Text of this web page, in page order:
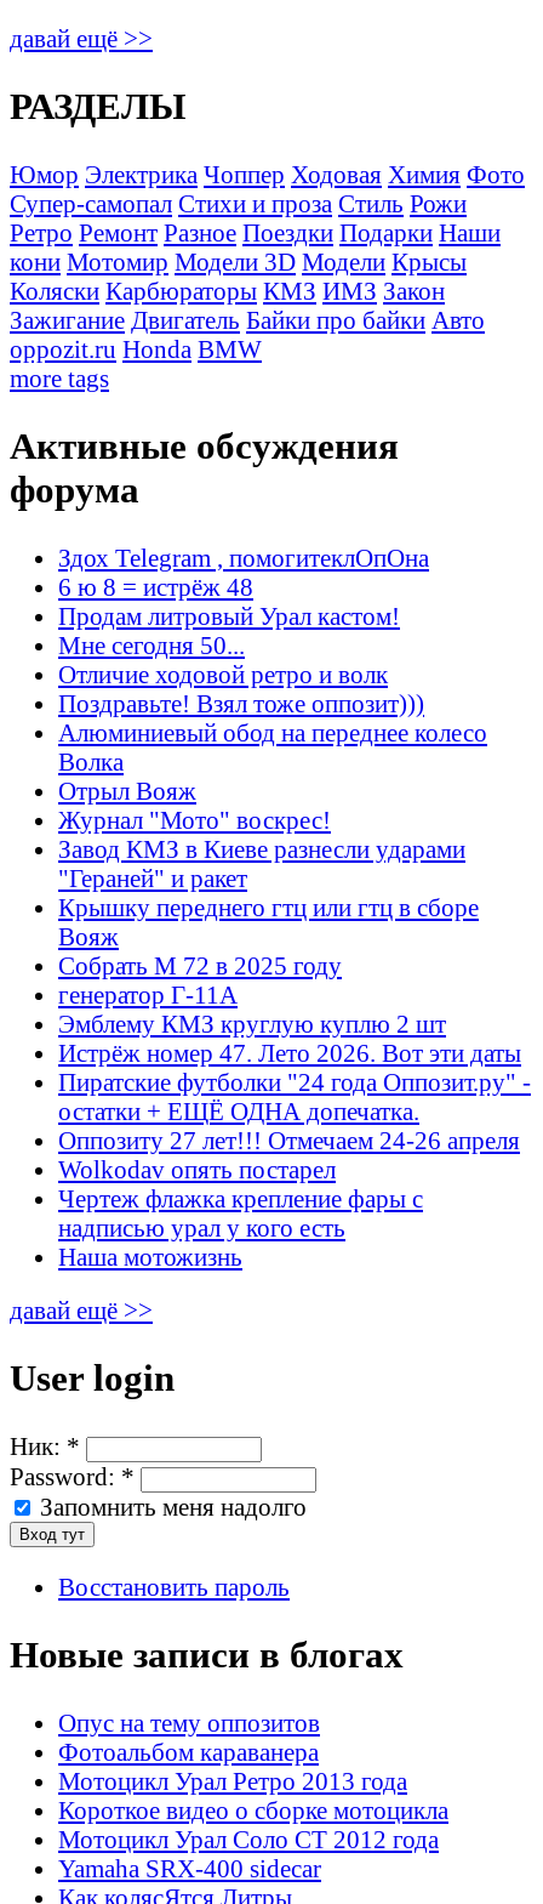
давай ещё >>
РАЗДЕЛЫ
Юмор Электрика Чоппер Ходовая Химия Фото
Супер-самопал Стихи и проза Стиль Рожи
Ретро Ремонт Разное Поездки Подарки Наши
кони Мотомир Модели 3D Модели Крысы
Коляски Карбюраторы КМЗ ИМЗ Закон
Зажигание Двигатель Байки про байки Авто
oppozit.ru Honda BMW
more tags
Активные обсуждения
форума
Здох Telegram , помогитеклОпОна
6 ю 8 = истрёж 48
Продам литровый Урал кастом!
Мне сегодня 50...
Отличие ходовой ретро и волк
Поздравьте! Взял тоже оппозит)))
Алюминиевый обод на переднее колесо
Волка
Отрыл Вояж
Журнал "Мото" воскрес!
Завод КМЗ в Киеве разнесли ударами
"Гераней" и ракет
Крышку переднего гтц или гтц в сборе
Вояж
Собрать М 72 в 2025 году
генератор Г-11А
Эмблему КМЗ круглую куплю 2 шт
Истрёж номер 47. Лето 2026. Вот эти даты
Пиратские футболки "24 года Оппозит.ру" -
остатки + ЕЩЁ ОДНА допечатка.
Оппозиту 27 лет!!! Отмечаем 24-26 апреля
Wolkodav опять постарел
Чертеж флажка крепление фары с
надписью урал у кого есть
Наша мотожизнь
давай ещё >>
User login
Ник: *
Password: *
Запомнить меня надолго
Восстановить пароль
Новые записи в блогах
Опус на тему оппозитов
Фотоальбом караванера
Мотоцикл Урал Ретро 2013 года
Короткое видео о сборке мотоцикла
Мотоцикл Урал Соло СТ 2012 года
Yamaha SRX-400 sidecar
Как колясЯтся Литры